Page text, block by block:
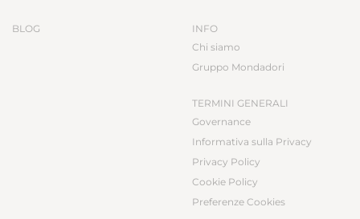
BLOG
INFO
Chi siamo
Gruppo Mondadori
TERMINI GENERALI
Governance
Informativa sulla Privacy
Privacy Policy
Cookie Policy
Preferenze Cookies